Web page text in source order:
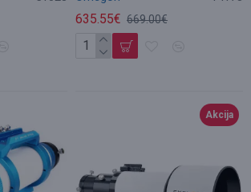
635.55€ 669.00€
Akcija